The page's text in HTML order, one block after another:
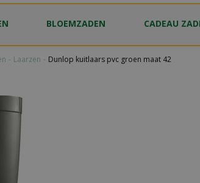
Laarzen Dunlop kuitlaars pvc groen maat 42
BLOEMZADEN CADEAU